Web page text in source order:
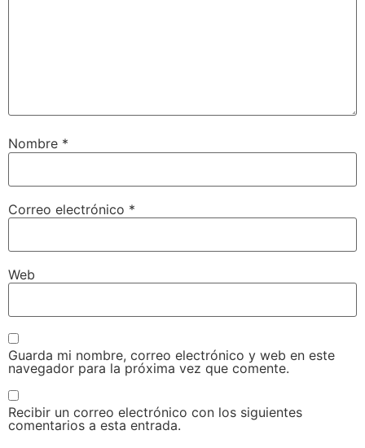
Nombre *
Correo electrónico *
Web
Guarda mi nombre, correo electrónico y web en este
navegador para la próxima vez que comente.
Recibir un correo electrónico con los siguientes
comentarios a esta entrada.